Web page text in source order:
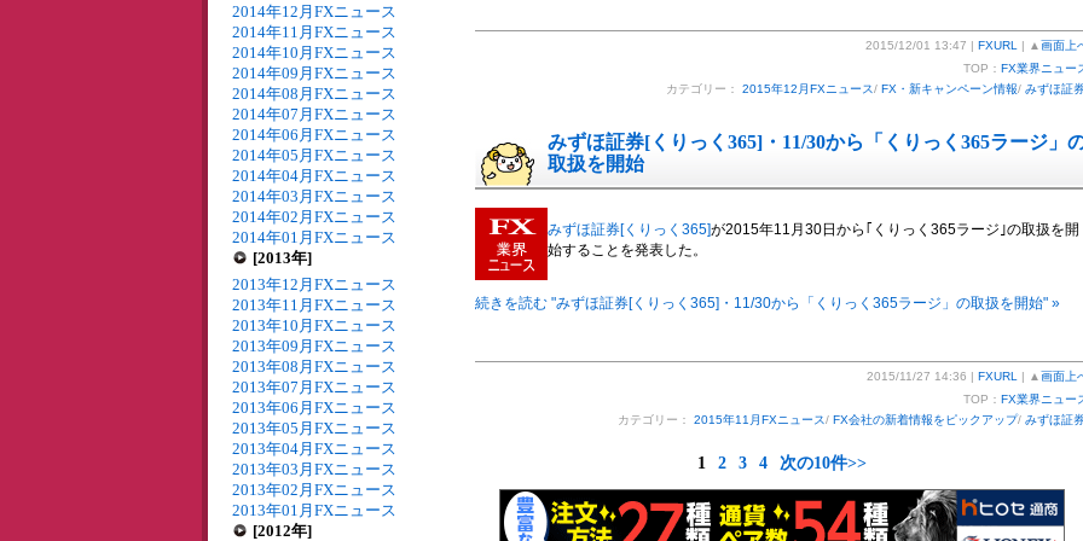
2014年12月FXニュース
2014年11月FXニュース
2014年10月FXニュース
2014年09月FXニュース
2014年08月FXニュース
2014年07月FXニュース
2014年06月FXニュース
2014年05月FXニュース
2014年04月FXニュース
2014年03月FXニュース
2014年02月FXニュース
2014年01月FXニュース
[2013年]
2013年12月FXニュース
2013年11月FXニュース
2013年10月FXニュース
2013年09月FXニュース
2013年08月FXニュース
2013年07月FXニュース
2013年06月FXニュース
2013年05月FXニュース
2013年04月FXニュース
2013年03月FXニュース
2013年02月FXニュース
2013年01月FXニュース
[2012年]
2015/12/01 13:47 | FXURL | ▲ 画面上
TOP： FX業界ニュー
カテゴリー： 2015年12月FXニュース/ FX・新キャンペーン情報/ みずほ証
みずほ証券[くりっく365]・11/30から「くりっく365ラージ」
取扱を開始
みずほ証券[くりっく365]が2015年11月30日から｢くりっく365ラージ｣の取扱を開
始することを発表した。
続きを読む "みずほ証券[くりっく365]・11/30から「くりっく365ラージ」の取扱を開始" »
2015/11/27 14:36 | FXURL | ▲ 画面上
TOP： FX業界ニュー
カテゴリー： 2015年11月FXニュース/ FX会社の新着情報をピックアップ/ みずほ証
1 2 3 4 次の10件>>